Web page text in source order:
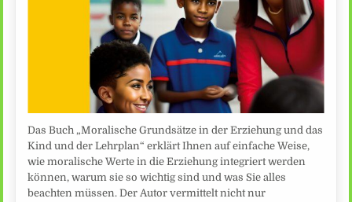
Das Buch „Moralische Grundsätze in der Erziehung und das
Kind und der Lehrplan“ erklärt Ihnen auf einfache Weise,
wie moralische Werte in die Erziehung integriert werden
können, warum sie so wichtig sind und was Sie alles
beachten müssen. Der Autor vermittelt nicht nur